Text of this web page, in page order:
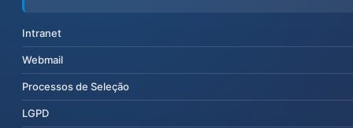
Intranet
Webmail
Processos de Seleção
LGPD